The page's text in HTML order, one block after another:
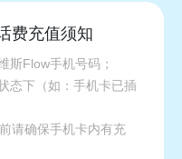
费充值须知
斯Flow手机号码；
态下（如：手机卡已插
请确保手机卡内有充